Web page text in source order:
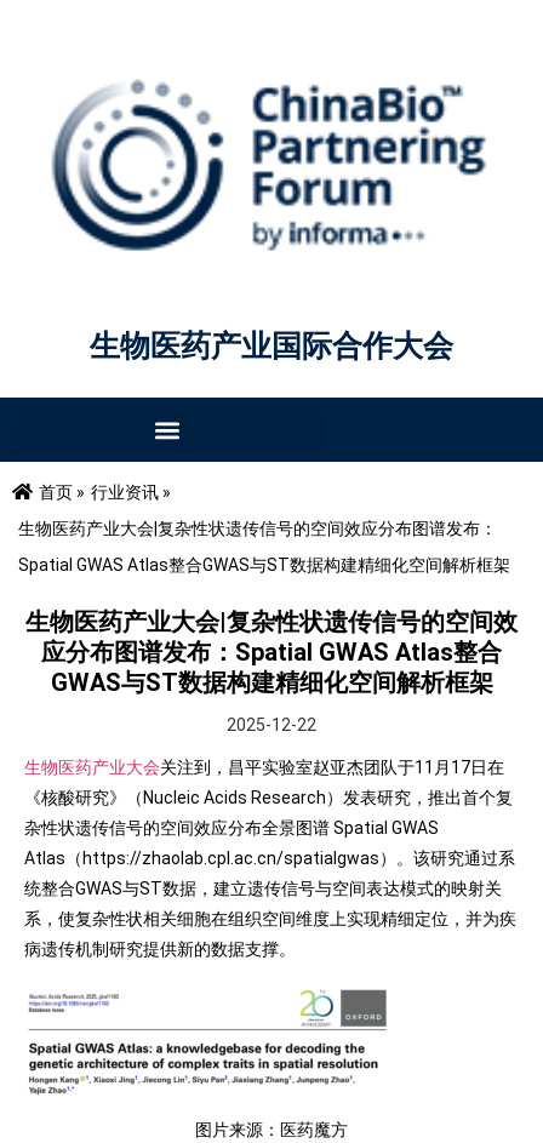
生物医药产业国际合作大会
首页 » 行业资讯 »
生物医药产业大会|复杂性状遗传信号的空间效应分布图谱发布：
Spatial GWAS Atlas整合GWAS与ST数据构建精细化空间解析框架
生物医药产业大会|复杂性状遗传信号的空间效
应分布图谱发布：Spatial GWAS Atlas整合
GWAS与ST数据构建精细化空间解析框架
2025-12-22
生物医药产业大会关注到，昌平实验室赵亚杰团队于11月17日在
《核酸研究》（Nucleic Acids Research）发表研究，推出首个复
杂性状遗传信号的空间效应分布全景图谱 Spatial GWAS
Atlas（https://zhaolab.cpl.ac.cn/spatialgwas）。该研究通过系
统整合GWAS与ST数据，建立遗传信号与空间表达模式的映射关
系，使复杂性状相关细胞在组织空间维度上实现精细定位，并为疾
病遗传机制研究提供新的数据支撑。
图片来源：医药魔方